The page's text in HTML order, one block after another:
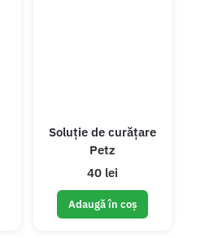
Soluție de curățare
Petz
40 lei
Adaugă în coș